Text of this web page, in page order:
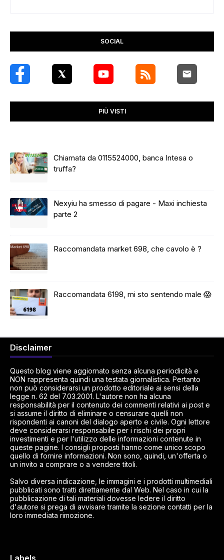
SOCIAL
PIÙ VISTI
Chiamata da 0115524000, banca Intesa o
truffa?
Nexyiu ha smesso di pagare - Maxi inchiesta
parte 2
Raccomandata market 698, che cavolo è ?
Raccomandata 6198, mi sto sentendo male 😱
Disclaimer
Questo blog viene aggiornato senza alcuna periodicità e
NON rappresenta quindi una testata giornalistica. Pertanto
non può considerarsi un prodotto editoriale ai sensi della
legge n. 62 del 7.03.2001. L'autore non ha alcuna
responsabilità per il contenuto dei commenti relativi ai post e
si assume il diritto di eliminare o censurare quelli non
rispondenti ai canoni del dialogo aperto e civile. Ogni lettore
deve considerarsi responsabile per i rischi dei propri
investimenti e per l'utilizzo delle informazioni contenute in
queste pagine. I consigli proposti hanno come unico scopo
quello di fornire informazioni. Non sono, quindi, un'offerta o
un invito a comprare o a vendere titoli.
Salvo diversa indicazione, le immagini e i prodotti multimediali
pubblicati sono tratti direttamente dal Web. Nel caso in cui la
pubblicazione di tali materiali dovesse ledere il diritto
d'autore si prega di avvisare tramite la sezione contatti per la
loro immediata rimozione.
Labels